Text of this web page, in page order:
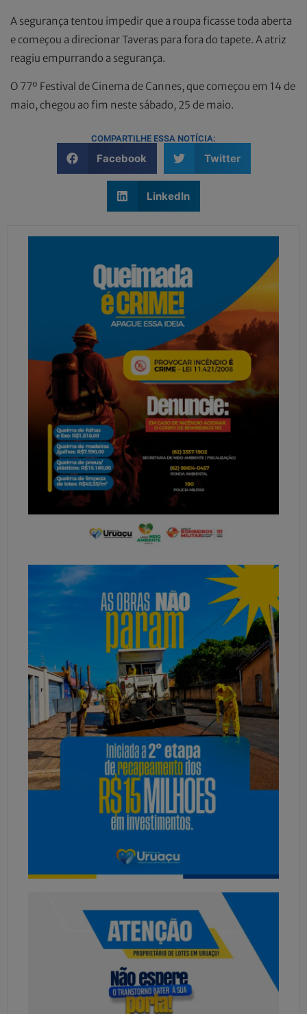
A segurança tentou impedir que a roupa ficasse toda aberta
e começou a direcionar Taveras para fora do tapete. A atriz
reagiu empurrando a segurança.
O 77º Festival de Cinema de Cannes, que começou em 14 de
maio, chegou ao fim neste sábado, 25 de maio.
COMPARTILHE ESSA NOTÍCIA:
Facebook Twitter
LinkedIn